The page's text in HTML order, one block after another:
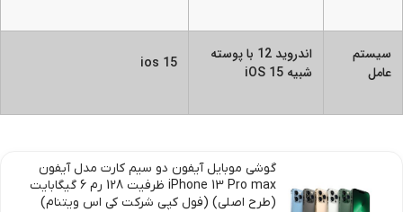
سیستم
عامل
اندروید 12 با پوسته
شبیه iOS 15
ios 15
گوشی موبایل آیفون دو سیم کارت مدل آیفون
iPhone 13 Pro max ظرفیت 128 رم 6 گیگابایت
(طرح اصلی) (فول کپی شرکت کی اس ویتنام)